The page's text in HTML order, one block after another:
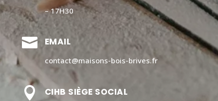
– 17H30
 EMAIL
contact@maisons-bois-brives.fr
 CIHB SIÈGE SOCIAL